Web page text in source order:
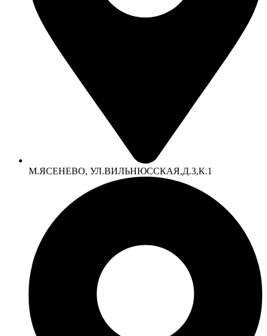
М.ЯСЕНЕВО, УЛ.ВИЛЬНЮССКАЯ,Д.3,К.1